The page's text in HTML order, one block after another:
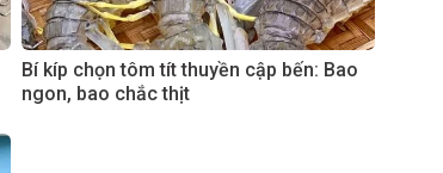
Bí kíp chọn tôm tít thuyền cập bến: Bao
ngon, bao chắc thịt